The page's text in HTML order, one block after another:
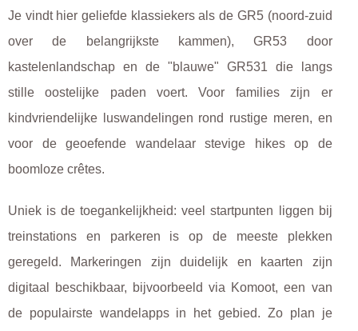
Je vindt hier geliefde klassiekers als de GR5 (noord-zuid
over de belangrijkste kammen), GR53 door
kastelenlandschap en de "blauwe" GR531 die langs
stille oostelijke paden voert. Voor families zijn er
kindvriendelijke luswandelingen rond rustige meren, en
voor de geoefende wandelaar stevige hikes op de
boomloze crêtes.
Uniek is de toegankelijkheid: veel startpunten liggen bij
treinstations en parkeren is op de meeste plekken
geregeld. Markeringen zijn duidelijk en kaarten zijn
digitaal beschikbaar, bijvoorbeeld via Komoot, een van
de populairste wandelapps in het gebied. Zo plan je